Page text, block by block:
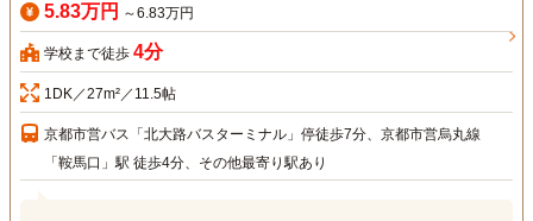
5.83万円 ～6.83万円
学校まで徒歩 4分
1DK／27m²／11.5帖
京都市営バス「北大路バスターミナル」停徒歩7分、京都市営烏丸線
「鞍馬口」駅 徒歩4分、その他最寄り駅あり